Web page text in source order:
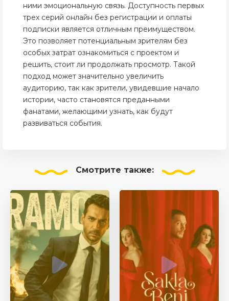
ними эмоциональную связь. Доступность первых
трех серий онлайн без регистрации и оплаты
подписки является отличным преимуществом.
Это позволяет потенциальным зрителям без
особых затрат ознакомиться с проектом и
решить, стоит ли продолжать просмотр. Такой
подход может значительно увеличить
аудиторию, так как зрители, увидевшие начало
истории, часто становятся преданными
фанатами, желающими узнать, как будут
развиваться события.
Смотрите также: